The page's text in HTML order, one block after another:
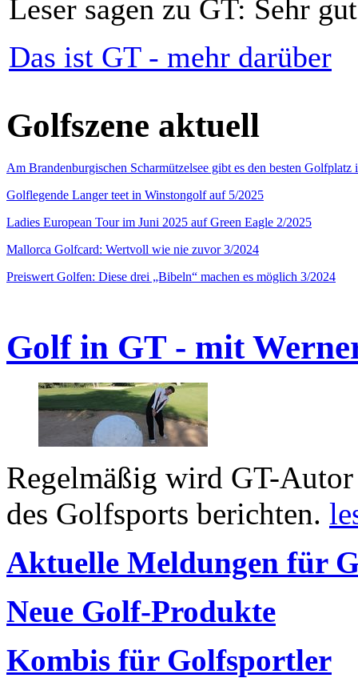
Leser sagen zu GT: Sehr
Das ist GT - mehr darüber
Golfszene aktuell
Am Brandenburgischen Scharmützelsee gibt es den besten
Golflegende Langer teet in Winstongolf auf 5/2025
Ladies European Tour im Juni 2025 auf Green Eagle 2/2025
Mallorca Golfcard: Wertvoll wie nie zuvor 3/2024
Preiswert Golfen: Diese drei „Bibeln“ machen es möglich 3/2024
Golf in GT - mit
Regelmäßig wird GT-
des Golfsports berichten.
Aktuelle Meldungen für
Neue Golf-Produkte
Kombis für Golfsportler